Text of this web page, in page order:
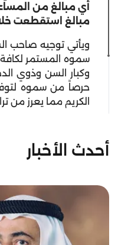
أي مبالغ من
مبالغ استقطعت
ويأتي توجيه صاحب
سموه المستمر
وكبار السن وذوي
حرصاً من سموه
الكريم مما يعرز من
أحدث الأخبار